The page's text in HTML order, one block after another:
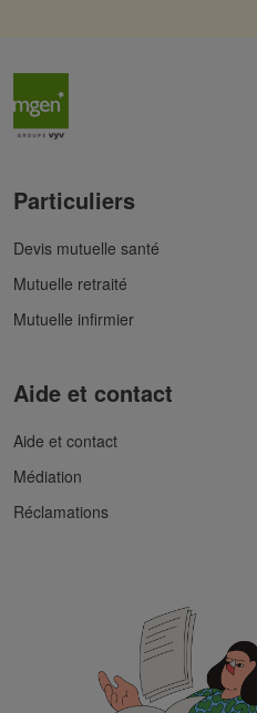
Particuliers
Devis mutuelle santé
Mutuelle retraité
Mutuelle infirmier
Aide et contact
Aide et contact
Médiation
Réclamations